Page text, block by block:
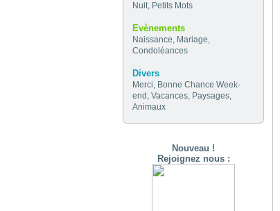
Nuit, Petits Mots
Evènements
Naissance, Mariage,
Condoléances
Divers
Merci, Bonne Chance Week-
end , Vacances, Paysages,
Animaux
Nouveau !
Rejoignez nous :